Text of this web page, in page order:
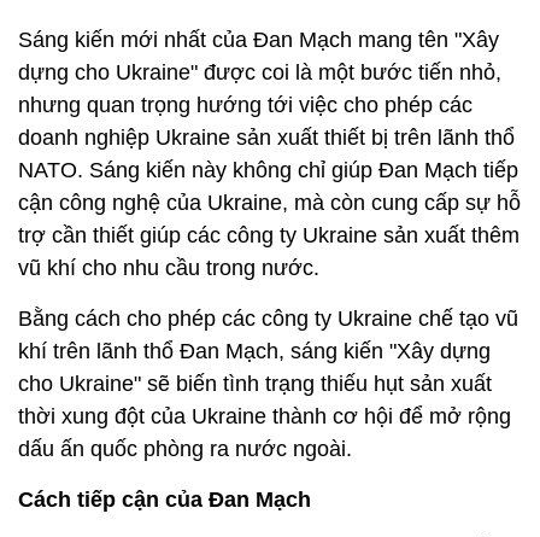
Sáng kiến ​​mới nhất của Đan Mạch mang tên ​​"Xây
dựng cho Ukraine" được coi là một bước tiến nhỏ,
nhưng quan trọng hướng tới việc cho phép các
doanh nghiệp Ukraine sản xuất thiết bị trên lãnh thổ
NATO. Sáng kiến ​​này không chỉ giúp Đan Mạch tiếp
cận công nghệ của Ukraine, mà còn cung cấp sự hỗ
trợ cần thiết giúp các công ty Ukraine sản xuất thêm
vũ khí cho nhu cầu trong nước.
Bằng cách cho phép các công ty Ukraine chế tạo vũ
khí trên lãnh thổ Đan Mạch, sáng kiến ​​​​"Xây dựng
cho Ukraine" sẽ biến tình trạng thiếu hụt sản xuất
thời xung đột của Ukraine thành cơ hội để mở rộng
dấu ấn quốc phòng ra nước ngoài.
Cách tiếp cận của Đan Mạch